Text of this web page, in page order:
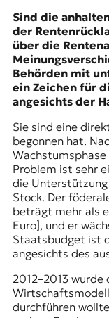
Sind die
der
über die
Behörden mit
ein Zeichen für
angesichts der
Sie sind eine
begonnen hat.
Wachstumsphase
Problem ist sehr
die
Stock. Der
beträgt mehr als
Euro], und er
Staatsbudget ist
angesichts des
2012–2013
durchführen